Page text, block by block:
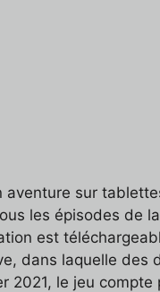
aventure sur
les épisodes de
est
dans laquelle des
2021, le jeu